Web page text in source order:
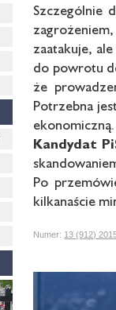
Szczególnie
zaatakuje,
do powrotu
że
Potrzebna
ekonomiczną.
Kandydat
Po
kilkanaście
Numer: 13 (912)